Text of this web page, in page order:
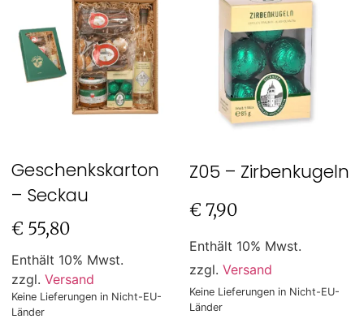
Geschenkskarton
– Seckau
€ 55,80
Enthält 10% Mwst.
zzgl. Versand
Keine Lieferungen in Nicht-EU-
Länder
Z05 – Zirbenkugeln
€ 7,90
Enthält 10% Mwst.
zzgl. Versand
Keine Lieferungen in Nicht-EU-
Länder